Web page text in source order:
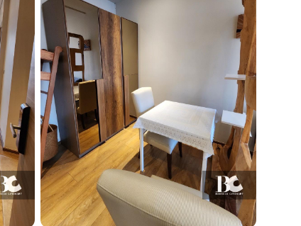
Clear all